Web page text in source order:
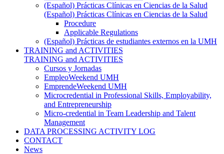
(Español) Prácticas Clínicas en Ciencias de la Salud
(Español) Prácticas Clínicas en Ciencias de la Salud
Procedure
Applicable Regulations
(Español) Prácticas de estudiantes externos en la UMH
TRAINING and ACTIVITIES
TRAINING and ACTIVITIES
Cursos y Jornadas
EmpleoWeekend UMH
EmprendeWeekend UMH
Microcredential in Professional Skills, Employability,
and Entrepreneurship
Micro-credential in Team Leadership and Talent
Management
DATA PROCESSING ACTIVITY LOG
CONTACT
News